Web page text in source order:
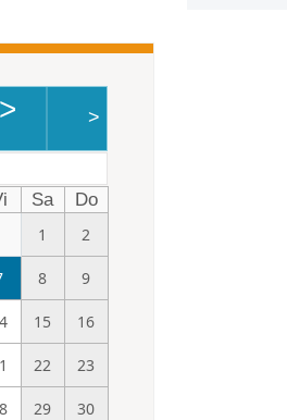
> >
Sa
Do
1
2
8 9
15 16
22 23
29 30